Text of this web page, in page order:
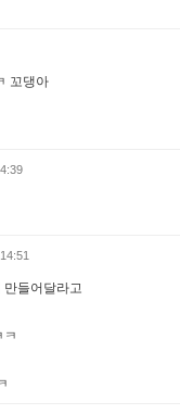
꼬댕아
만들어달라고